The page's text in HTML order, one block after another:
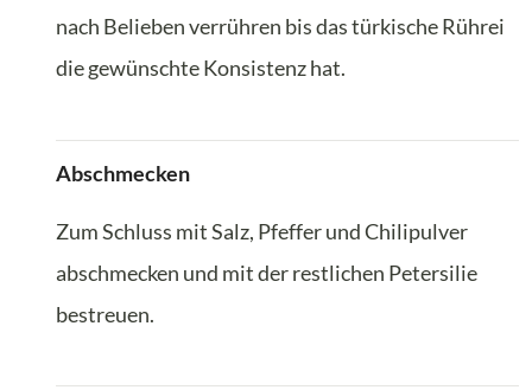
nach Belieben verrühren bis das türkische Rührei
die gewünschte Konsistenz hat.
Abschmecken
Zum Schluss mit Salz, Pfeffer und Chilipulver
abschmecken und mit der restlichen Petersilie
bestreuen.